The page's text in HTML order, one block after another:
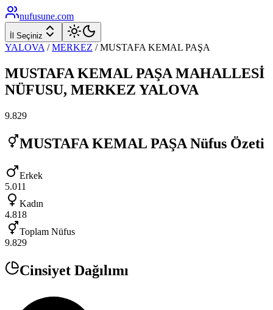
nufusune.com
İl Seçiniz
YALOVA / MERKEZ /MUSTAFA KEMAL PAŞA
MUSTAFA KEMAL PAŞA MAHALLESİ
NÜFUSU, MERKEZ YALOVA
9.829
MUSTAFA KEMAL PAŞA Nüfus Özeti
Erkek
5.011
Kadın
4.818
Toplam Nüfus
9.829
Cinsiyet Dağılımı